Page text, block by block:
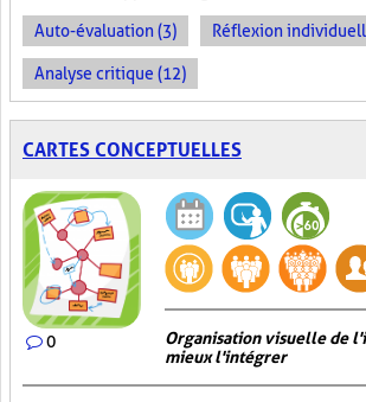
Auto-évaluation (3) Réflexion
Analyse critique (12)
CARTES CONCEPTUELLES
0
Organisation visuelle de
mieux l'intégrer